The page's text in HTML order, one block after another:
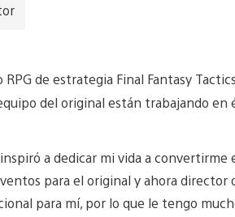
de estrategia Final Fantasy
del original están trabajando en
a dedicar mi vida a convertirme
para el original y ahora director
para mí, por lo que le tengo